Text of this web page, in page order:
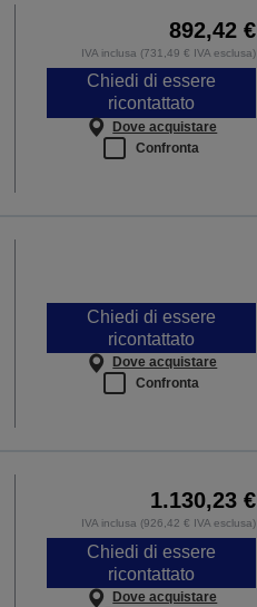
892,42 €
IVA inclusa (731,49 € IVA esclusa)
Chiedi di essere
ricontattato
Dove acquistare
Confronta
Chiedi di essere
ricontattato
Dove acquistare
Confronta
1.130,23 €
IVA inclusa (926,42 € IVA esclusa)
Chiedi di essere
ricontattato
Dove acquistare